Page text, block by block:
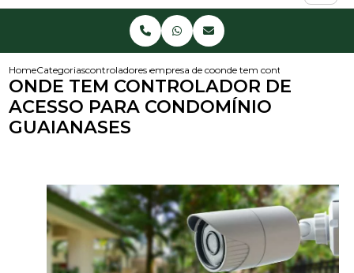
HomeCategoriascontroladores de acessoempresa de controlador de acesso
onde tem controlador de
ONDE TEM CONTROLADOR DE
ACESSO PARA CONDOMÍNIO
GUAIANASES